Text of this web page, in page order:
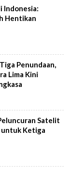
Indonesia:
Hentikan
Penundaan,
Lima Kini
Satelit
untuk Ketiga